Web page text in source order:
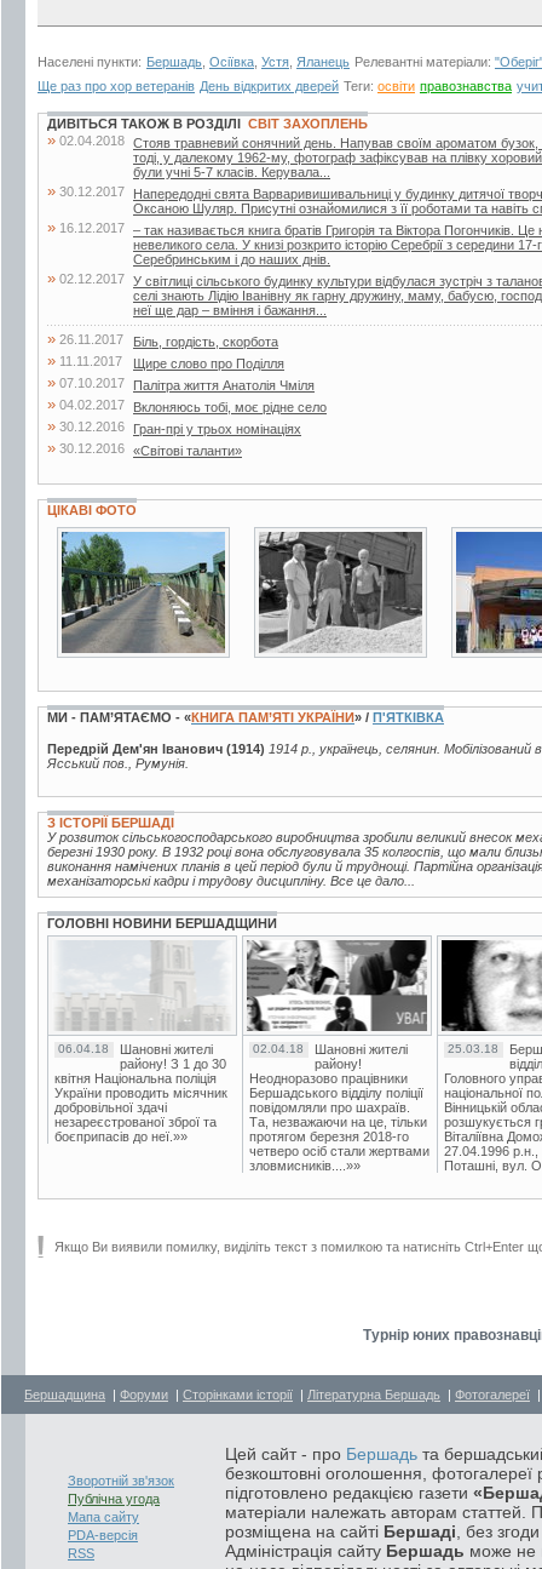
Населені пункти: Бершадь Осіївка Устя Яланець Релевантні матеріали:
Ще раз про хор ветеранів День відкритих дверей Теги: освіти правознавства
ДИВІТЬСЯ ТАКОЖ В РОЗДІЛІ СВІТ ЗАХОПЛЕНЬ
» 02.04.2018 Стояв травневий сонячний день. Напував своїм ароматом
тоді, у далекому 1962-му, фотограф зафіксував на плівку
були учні 5-7 класів. Керувала...
» 30.12.2017
Напередодні свята Варваривишивальниці у будинку дитячої
Оксаною Шуляр. Присутні ознайомилися з її роботами та
» 16.12.2017 – так називається книга братів Григорія та Віктора Погончиків.
невеликого села. У книзі розкрито історію Серебрії з середини
Серебринським і до наших днів.
» 02.12.2017 У світлиці сільського будинку культури відбулася зустріч з
селі знають Лідію Іванівну як гарну дружину, маму, бабусю,
неї ще дар – вміння і бажання...
» 26.11.2017 Біль, гордість, скорбота
» 11.11.2017 Щире слово про Поділля
» 07.10.2017 Палітра життя Анатолія Чміля
» 04.02.2017 Вклоняюсь тобі, моє рідне село
» 30.12.2016 Гран-прі у трьох номінаціях
» 30.12.2016 «Світові таланти»
ЦІКАВІ ФОТО
18 фото 2 фото
МИ - ПАМ’ЯТАЄМО - «КНИГА ПАМ’ЯТІ УКРАЇНИ» / П'ЯТКІВКА
Передрій Дем'ян Іванович (1914) 1914 р., українець, селянин.
Ясський пов., Румунія.
З ІСТОРІЇ БЕРШАДІ
У розвиток сільськогосподарського виробництва зробили великий внесок
березні 1930 року. В 1932 році вона обслуговувала 35 колгоспів, що мали
виконання намічених планів в цей період були й труднощі. Партійна
механізаторські кадри і трудову дисципліну. Все це дало...
ГОЛОВНІ НОВИНИ БЕРШАДЩИНИ
06.04.18
Шановні жителі
району! З 1 до 30
квітня Національна поліція
України проводить місячник
добровільної здачі
незареєстрованої зброї та
боєприпасів до неї.»»
02.04.18
Шановні жителі
району!
Неодноразово працівники
Бершадського відділу поліції
повідомляли про шахраїв.
Та, незважаючи на це, тільки
протягом березня 2018-го
четверо осіб стали жертвами
зловмисників....»»
25.03.18
Головного
національної
Вінницькій
розшукується
Віталіївна
27.04.1996 р.н.,
Поташні, вул.
Якщо Ви виявили помилку, виділіть текст з помилкою та натисніть Ctrl+Enter
Турнір юних
Бершадщина | Форуми | Сторінками історії | Літературна Бершадь | Фотогалереї
Зворотній зв'язок
Публічна угода
Мапа сайту
PDA-версія
RSS
Цей сайт - про Бершадь та
безкоштовні оголошення, фотогалереї
підготовлено редакцією газети
матеріали належать авторам статтей.
розміщена на сайті Бершаді , без
Адміністрація сайту Бершадь може не